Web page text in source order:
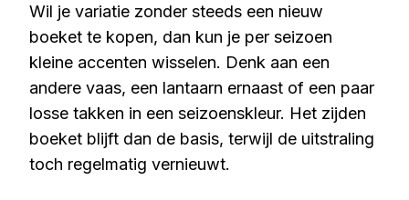
Wil je variatie zonder steeds een nieuw
boeket te kopen, dan kun je per seizoen
kleine accenten wisselen. Denk aan een
andere vaas, een lantaarn ernaast of een paar
losse takken in een seizoenskleur. Het zijden
boeket blijft dan de basis, terwijl de uitstraling
toch regelmatig vernieuwt.